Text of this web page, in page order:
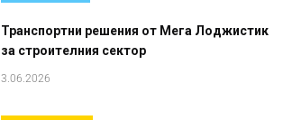
Транспортни решения от Мега Лоджистик
за строителния сектор
3.06.2026